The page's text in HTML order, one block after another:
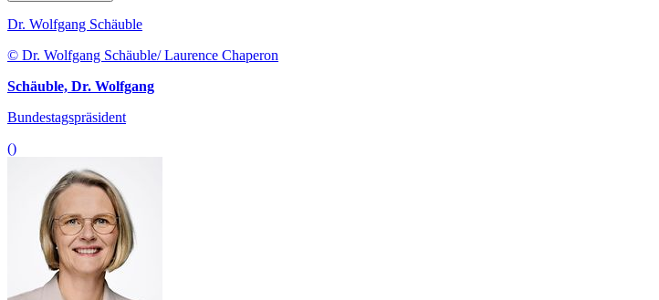
Dr. Wolfgang Schäuble
© Dr. Wolfgang Schäuble/ Laurence Chaperon
Schäuble, Dr. Wolfgang
Bundestagspräsident
()